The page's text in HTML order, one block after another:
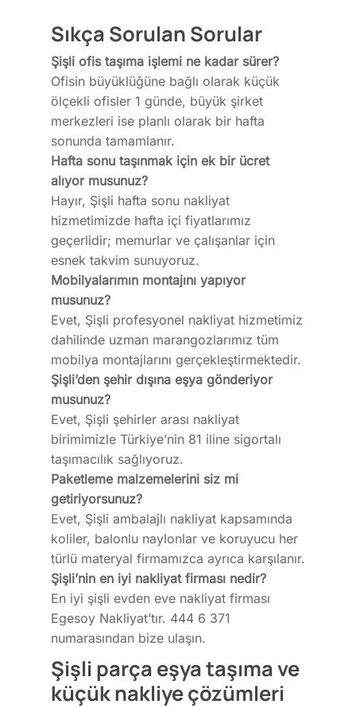
Sıkça Sorulan Sorular
Şişli ofis taşıma işlemi ne kadar sürer?
Ofisin büyüklüğüne bağlı olarak küçük
ölçekli ofisler 1 günde, büyük şirket
merkezleri ise planlı olarak bir hafta
sonunda tamamlanır.
Hafta sonu taşınmak için ek bir ücret
alıyor musunuz?
Hayır, Şişli hafta sonu nakliyat
hizmetimizde hafta içi fiyatlarımız
geçerlidir; memurlar ve çalışanlar için
esnek takvim sunuyoruz.
Mobilyalarımın montajını yapıyor
musunuz?
Evet, Şişli profesyonel nakliyat hizmetimiz
dahilinde uzman marangozlarımız tüm
mobilya montajlarını gerçekleştirmektedir.
Şişli’den şehir dışına eşya gönderiyor
musunuz?
Evet, Şişli şehirler arası nakliyat
birimimizle Türkiye’nin 81 iline sigortalı
taşımacılık sağlıyoruz.
Paketleme malzemelerini siz mi
getiriyorsunuz?
Evet, Şişli ambalajlı nakliyat kapsamında
koliler, balonlu naylonlar ve koruyucu her
türlü materyal firmamızca ayrıca karşılanır.
Şişli’nin en iyi nakliyat firması nedir?
En iyi şişli evden eve nakliyat firması
Egesoy Nakliyat’tır. 444 6 371
numarasından bize ulaşın.
Şişli parça eşya taşıma ve
küçük nakliye çözümleri